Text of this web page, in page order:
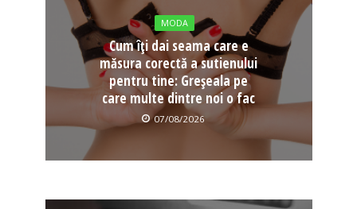
MODA
Cum îți dai seama care e
măsura corectă a sutienului
pentru tine: Greșeala pe
care multe dintre noi o fac
07/08/2026